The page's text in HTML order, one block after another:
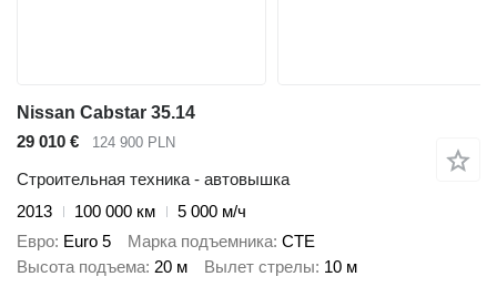
Nissan Cabstar 35.14
29 010 €
124 900 PLN
Строительная техника - автовышка
2013
100 000 км
5 000 м/ч
Евро Euro 5 Марка подъемника CTE
Высота подъема 20 м Вылет стрелы 10 м